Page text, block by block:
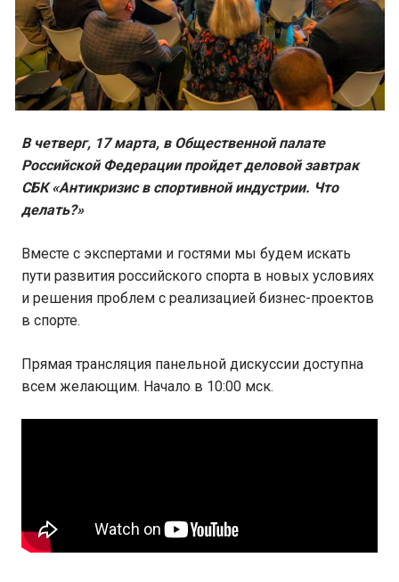
В четверг, 17 марта, в Общественной палате
Российской Федерации пройдет деловой завтрак
СБК «Антикризис в спортивной индустрии. Что
делать?»
Вместе с экспертами и гостями мы будем искать
пути развития российского спорта в новых условиях
и решения проблем с реализацией бизнес-проектов
в спорте.
Прямая трансляция панельной дискуссии доступна
всем желающим. Начало в 10:00 мск.